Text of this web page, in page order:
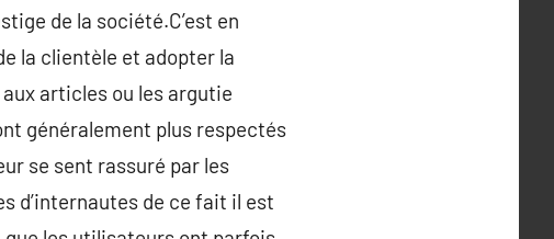
de la société.C’est en
la clientèle et adopter la
articles ou les argutie
généralement plus respectés
se sent rassuré par les
d’internautes de ce fait il est